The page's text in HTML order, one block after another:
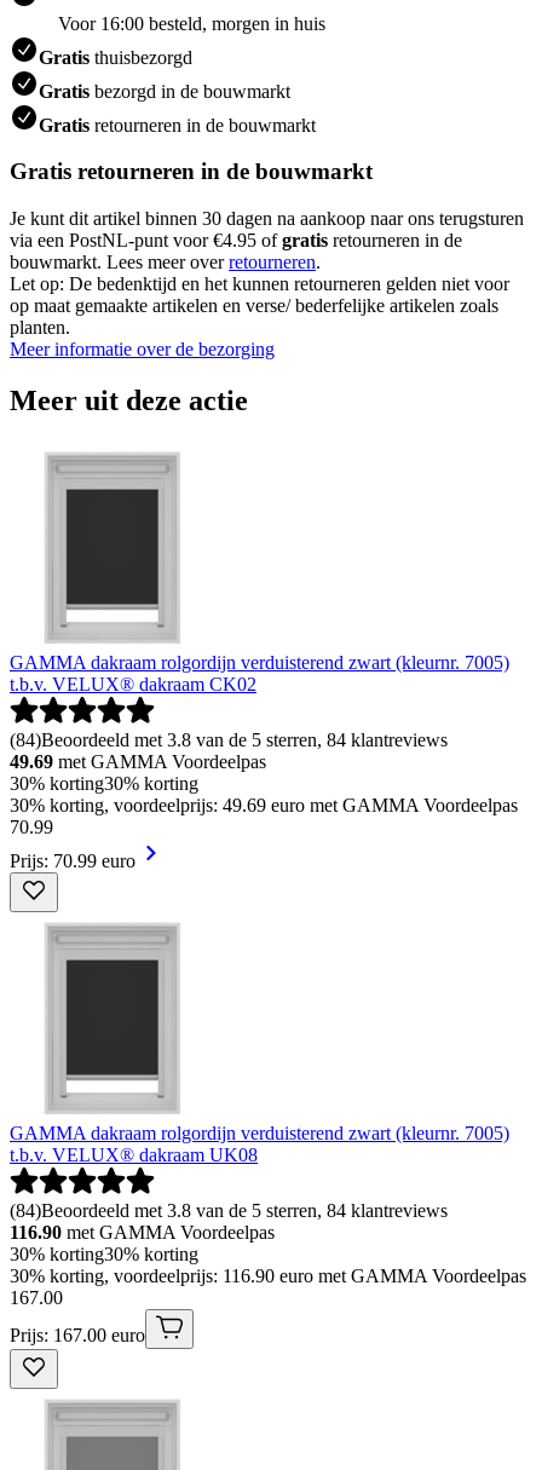
Voor 16:00 besteld, morgen in huis
Gratis thuisbezorgd
Gratis bezorgd in de bouwmarkt
Gratis retourneren in de bouwmarkt
Gratis retourneren in de bouwmarkt
Je kunt dit artikel binnen 30 dagen na aankoop naar ons terugsturen
via een PostNL-punt voor €4.95 ofgratis retourneren in de
bouwmarkt. Lees meer overretourneren.
Let op: De bedenktijd en het kunnen retourneren gelden niet voor
op maat gemaakte artikelen en verse/ bederfelijke artikelen zoals
planten.
Meer informatie over de bezorging
Meer uit deze actie
GAMMA dakraam rolgordijn verduisterend zwart (kleurnr. 7005)
t.b.v. VELUX® dakraam CK02
(84)Beoordeeld met 3.8 van de 5 sterren, 84 klantreviews
49.69 met GAMMA Voordeelpas
30% korting30% korting
30% korting, voordeelprijs: 49.69 euro met GAMMA Voordeelpas
70.99
Prijs: 70.99 euro
GAMMA dakraam rolgordijn verduisterend zwart (kleurnr. 7005)
t.b.v. VELUX® dakraam UK08
(84)Beoordeeld met 3.8 van de 5 sterren, 84 klantreviews
116.90 met GAMMA Voordeelpas
30% korting30% korting
30% korting, voordeelprijs: 116.90 euro met GAMMA Voordeelpas
167.00
Prijs: 167.00 euro